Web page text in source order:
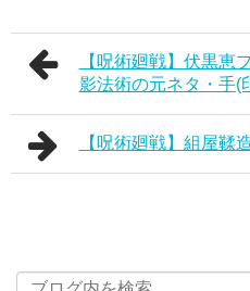
【呪術廻戦】伏黒恵
影法術の元ネタ・手(
【呪術廻戦】組屋鞣